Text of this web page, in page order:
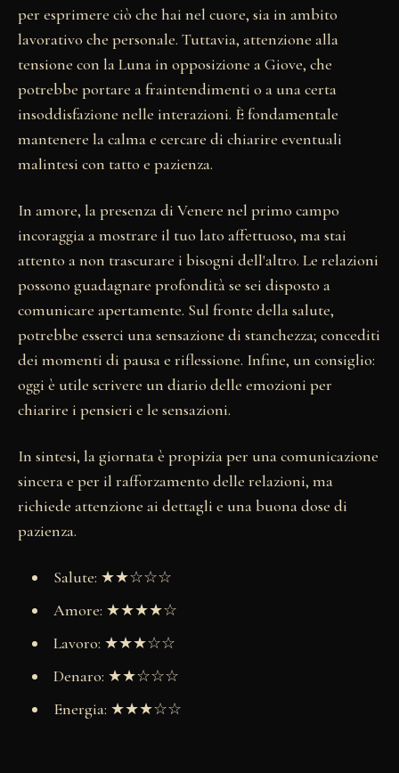
per esprimere ciò che hai nel cuore, sia in ambito
lavorativo che personale. Tuttavia, attenzione alla
tensione con la Luna in opposizione a Giove, che
potrebbe portare a fraintendimenti o a una certa
insoddisfazione nelle interazioni. È fondamentale
mantenere la calma e cercare di chiarire eventuali
malintesi con tatto e pazienza.
In amore, la presenza di Venere nel primo campo
incoraggia a mostrare il tuo lato affettuoso, ma stai
attento a non trascurare i bisogni dell'altro. Le relazioni
possono guadagnare profondità se sei disposto a
comunicare apertamente. Sul fronte della salute,
potrebbe esserci una sensazione di stanchezza; concediti
dei momenti di pausa e riflessione. Infine, un consiglio:
oggi è utile scrivere un diario delle emozioni per
chiarire i pensieri e le sensazioni.
In sintesi, la giornata è propizia per una comunicazione
sincera e per il rafforzamento delle relazioni, ma
richiede attenzione ai dettagli e una buona dose di
pazienza.
Salute: ★★☆☆☆
Amore: ★★★★☆
Lavoro: ★★★☆☆
Denaro: ★★☆☆☆
Energia: ★★★☆☆